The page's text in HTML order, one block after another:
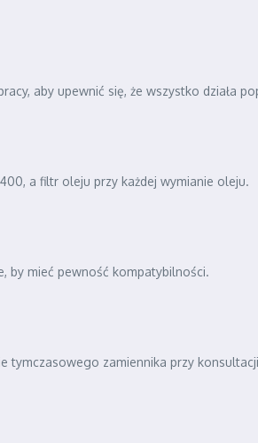
aby upewnić się, że wszystko działa
a filtr oleju przy każdej wymianie oleju.
by mieć pewność kompatybilności.
tymczasowego zamiennika przy